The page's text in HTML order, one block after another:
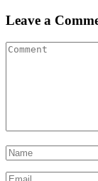
Leave a